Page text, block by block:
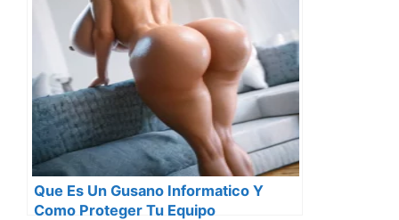
Que Es Un Gusano Informatico Y
Como Proteger Tu Equipo